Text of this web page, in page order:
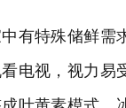
特殊储鲜需求
电视，视力易